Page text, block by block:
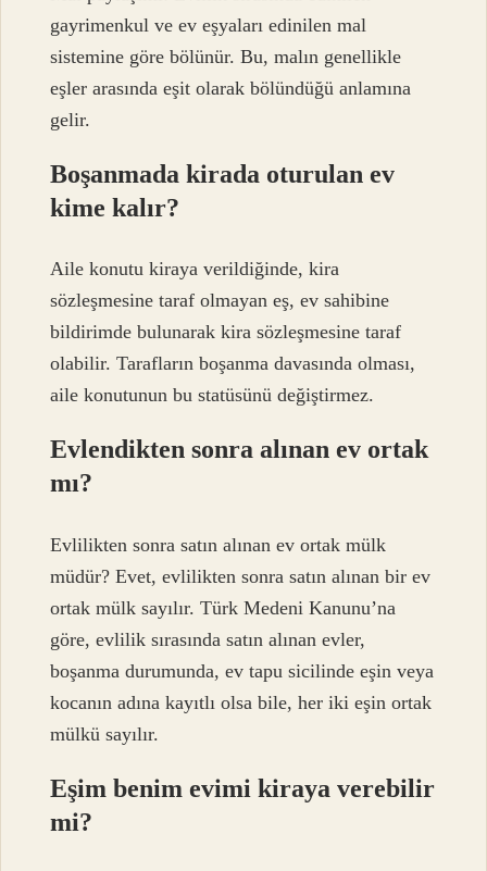
gayrimenkul ve ev eşyaları edinilen mal
sistemine göre bölünür. Bu, malın genellikle
eşler arasında eşit olarak bölündüğü anlamına
gelir.
Boşanmada kirada oturulan ev
kime kalır?
Aile konutu kiraya verildiğinde, kira
sözleşmesine taraf olmayan eş, ev sahibine
bildirimde bulunarak kira sözleşmesine taraf
olabilir. Tarafların boşanma davasında olması,
aile konutunun bu statüsünü değiştirmez.
Evlendikten sonra alınan ev ortak
mı?
Evlilikten sonra satın alınan ev ortak mülk
müdür? Evet, evlilikten sonra satın alınan bir ev
ortak mülk sayılır. Türk Medeni Kanunu’na
göre, evlilik sırasında satın alınan evler,
boşanma durumunda, ev tapu sicilinde eşin veya
kocanın adına kayıtlı olsa bile, her iki eşin ortak
mülkü sayılır.
Eşim benim evimi kiraya verebilir
mi?